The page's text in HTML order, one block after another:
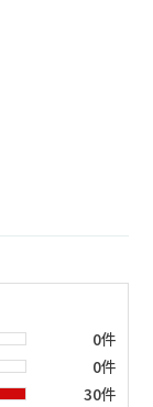
0件
0件
30件